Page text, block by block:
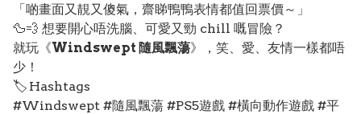
「啲畫面又靚又傻氣，齋睇鴨鴨表情都值回票價～」
🦆💨 想要開心唔洗腦、可愛又勁 chill 嘅冒險？
就玩《Windswept 隨風飄蕩》，笑、愛、友情一樣都唔
少！
🏷️ Hashtags
#Windswept #隨風飄蕩 #PS5遊戲 #橫向動作遊戲 #平